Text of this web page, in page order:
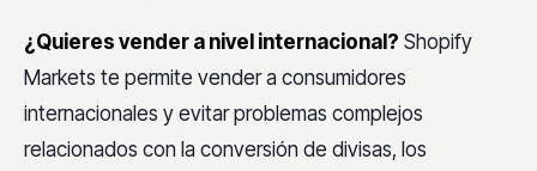
¿Quieres vender a nivel internacional? Shopify
Markets te permite vender a consumidores
internacionales y evitar problemas complejos
relacionados con la conversión de divisas, los